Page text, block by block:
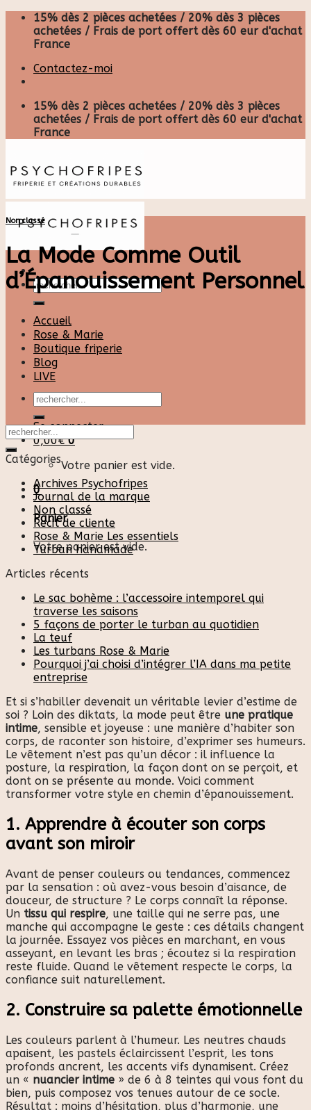
Skip
content
15% dès 2 pièces achetées / 20% dès 3 pièces
achetées / Frais de port offert dès 60 eur d'achat
France
Contactez-moi
15% dès 2 pièces achetées / 20% dès 3 pièces
achetées / Frais de port offert dès 60 eur d'achat
France
Recherche
pour :
Accueil
Rose & Marie
Boutique friperie
Blog
LIVE
Recherche
pour :
Se connecter
0,00€ 0
Votre panier est vide.
0
Panier
Votre panier est vide.
Non classé
La Mode Comme Outil
d’Épanouissement Personnel
Catégories
Archives Psychofripes
Journal de la marque
Non classé
Recit de cliente
Rose & Marie Les essentiels
Turban handmade
Articles récents
Le sac bohème : l’accessoire intemporel qui
traverse les saisons
5 façons de porter le turban au quotidien
La teuf
Les turbans Rose & Marie
Pourquoi j’ai choisi d’intégrer l’IA dans ma petite
entreprise
Et si s’habiller devenait un véritable levier d’estime de
soi ? Loin des diktats, la mode peut être une pratique
intime, sensible et joyeuse : une manière d’habiter son
corps, de raconter son histoire, d’exprimer ses humeurs.
Le vêtement n’est pas qu’un décor : il influence la
posture, la respiration, la façon dont on se perçoit, et
dont on se présente au monde. Voici comment
transformer votre style en chemin d’épanouissement.
1. Apprendre à écouter son corps
avant son miroir
Avant de penser couleurs ou tendances, commencez
par la sensation : où avez-vous besoin d’aisance, de
douceur, de structure ? Le corps connaît la réponse.
Un tissu qui respire, une taille qui ne serre pas, une
manche qui accompagne le geste : ces détails changent
la journée. Essayez vos pièces en marchant, en vous
asseyant, en levant les bras ; écoutez si la respiration
reste fluide. Quand le vêtement respecte le corps, la
confiance suit naturellement.
2. Construire sa palette émotionnelle
Les couleurs parlent à l’humeur. Les neutres chauds
apaisent, les pastels éclaircissent l’esprit, les tons
profonds ancrent, les accents vifs dynamisent. Créez
un « nuancier intime » de 6 à 8 teintes qui vous font du
bien, puis composez vos tenues autour de ce socle.
Résultat : moins d’hésitation, plus d’harmonie, une